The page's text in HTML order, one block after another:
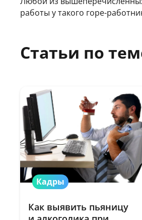
работы у такого горе-
Статьи по
Кадры
Как выявить пьяницу